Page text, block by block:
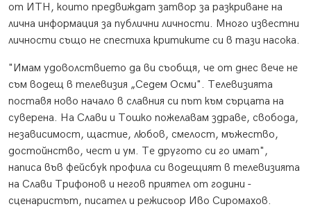
от ИТН, които предвиждат затвор за разкриване на
лична информация за публични личности. Много известни
личности също не спестиха критиките си в тази насока.
"Имам удоволствието да ви съобщя, че от днес вече не
съм водещ в телевизия „Седем Осми". Телевизията
поставя ново начало в славния си път към сърцата на
суверена. На Слави и Тошко пожелавам здраве, свобода,
независимост, щастие, любов, смелост, мъжество,
достойнство, чест и ум. Те другото си го имат",
написа във фейсбук профила си водещият в телевизията
на Слави Трифонов и негов приятел от години -
сценаристът, писател и режисьор Иво Сиромахов.